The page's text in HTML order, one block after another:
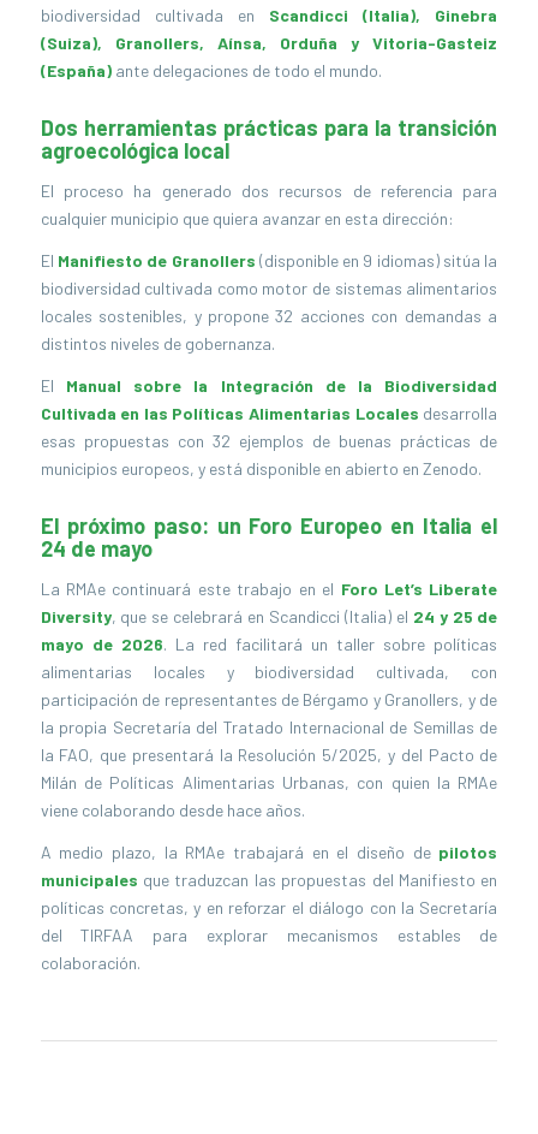
biodiversidad cultivada en Scandicci (Italia), Ginebra
(Suiza), Granollers, Aínsa, Orduña y Vitoria-Gasteiz
(España)ante delegaciones de todo el mundo.
Dos herramientas prácticas para la transición
agroecológica local
El proceso ha generado dos recursos de referencia para
cualquier municipio que quiera avanzar en esta dirección:
El Manifiesto de Granollers (disponible en 9 idiomas) sitúa la
biodiversidad cultivada como motor de sistemas alimentarios
locales sostenibles, y propone 32 acciones con demandas a
distintos niveles de gobernanza.
El Manual sobre la Integración de la Biodiversidad
Cultivada en las Políticas Alimentarias Locales desarrolla
esas propuestas con 32 ejemplos de buenas prácticas de
municipios europeos, y está disponible en abierto en Zenodo.
El próximo paso: un Foro Europeo en Italia el
24 de mayo
La RMAe continuará este trabajo en el Foro Let’s Liberate
Diversity, que se celebrará en Scandicci (Italia) el 24 y 25 de
mayo de 2026. La red facilitará un taller sobre políticas
alimentarias locales y biodiversidad cultivada, con
participación de representantes de Bérgamo y Granollers, y de
la propia Secretaría del Tratado Internacional de Semillas de
la FAO, que presentará la Resolución 5/2025, y del Pacto de
Milán de Políticas Alimentarias Urbanas, con quien la RMAe
viene colaborando desde hace años.
A medio plazo, la RMAe trabajará en el diseño de pilotos
municipales que traduzcan las propuestas del Manifiesto en
políticas concretas, y en reforzar el diálogo con la Secretaría
del TIRFAA para explorar mecanismos estables de
colaboración.